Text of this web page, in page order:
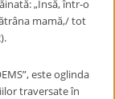
„Însă, într-o
mamă,/ tot
este oglinda
traversate în